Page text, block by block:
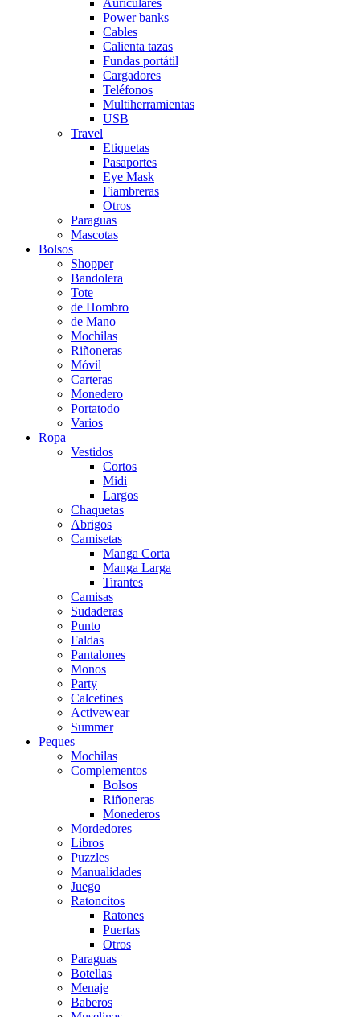
Power banks
Cables
Calienta tazas
Fundas portátil
Cargadores
Teléfonos
Multiherramientas
USB
Travel
Etiquetas
Pasaportes
Eye Mask
Fiambreras
Otros
Paraguas
Mascotas
Bolsos
Shopper
Bandolera
Tote
de Hombro
de Mano
Mochilas
Riñoneras
Móvil
Carteras
Monedero
Portatodo
Varios
Ropa
Vestidos
Cortos
Midi
Largos
Chaquetas
Abrigos
Camisetas
Manga Corta
Manga Larga
Tirantes
Camisas
Sudaderas
Punto
Faldas
Pantalones
Monos
Party
Calcetines
Activewear
Summer
Peques
Mochilas
Complementos
Bolsos
Riñoneras
Monederos
Mordedores
Libros
Puzzles
Manualidades
Juego
Ratoncitos
Ratones
Puertas
Otros
Paraguas
Botellas
Menaje
Baberos